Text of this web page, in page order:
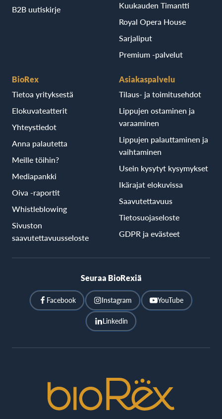
B2B uutiskirje
Kuukauden Timantti
Royal Opera House
Sarjaliput
Premium -palvelut
BioRex
Tietoa yrityksestä
Elokuvateatterit
Yhteystiedot
Anna palautetta
Meille töihin?
Mediapankki
Oiva -raportit
Whistleblowing
Sivuston
saavutettavuusseloste
Asiakaspalvelu
Tilaus- ja toimitusehdot
Lippujen ostaminen ja
varaaminen
Lippujen palauttaminen ja
vaihtaminen
Usein kysytyt kysymykset
Ikärajat elokuvissa
Saavutettavuus
Tietosuojaseloste
GDPR ja evästeet
Seuraa BioRexiä
Facebook Instagram YouTube
Linkedin
Cinemas